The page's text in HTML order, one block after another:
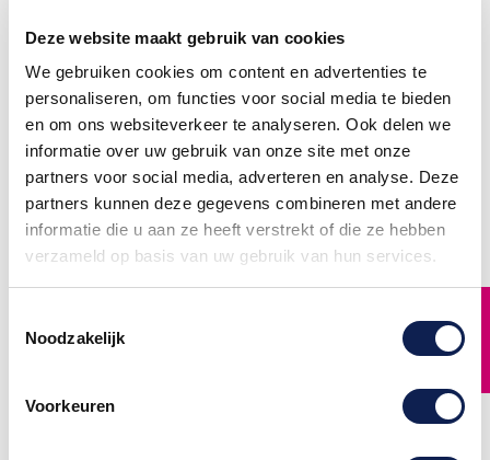
Deze website maakt gebruik van cookies
We gebruiken cookies om content en advertenties te
personaliseren, om functies voor social media te bieden
en om ons websiteverkeer te analyseren. Ook delen we
informatie over uw gebruik van onze site met onze
partners voor social media, adverteren en analyse. Deze
partners kunnen deze gegevens combineren met andere
informatie die u aan ze heeft verstrekt of die ze hebben
verzameld op basis van uw gebruik van hun services.
Noodzakelijk
Voorkeuren
Niks kan jou nog van de
gamewereld afleiden,
uiterlijk. Om dit te verhelpen
Niks kan jou nog van de
Console heeft een vrij saai
uiterlijk. Om dit te verhelpen
heeft Stickermaster Xbox